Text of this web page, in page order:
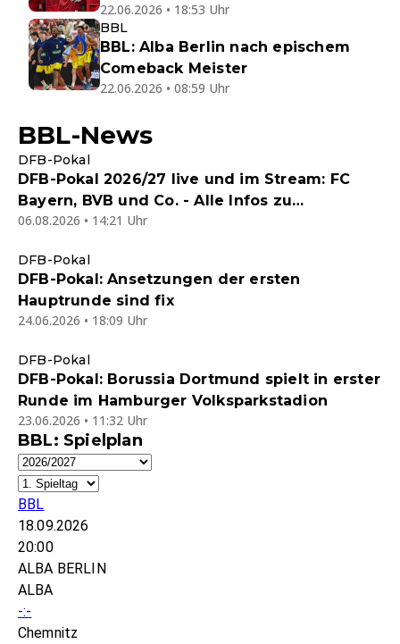
22.06.2026 • 18:53 Uhr
BBL
BBL: Alba Berlin nach epischem
Comeback Meister
22.06.2026 • 08:59 Uhr
BBL-News
DFB-Pokal
DFB-Pokal 2026/27 live und im Stream: FC
Bayern, BVB und Co. - Alle Infos zu
Auslosung, Spielplan und Übertragungen
06.08.2026 • 14:21 Uhr
DFB-Pokal
DFB-Pokal: Ansetzungen der ersten
Hauptrunde sind fix
24.06.2026 • 18:09 Uhr
DFB-Pokal
DFB-Pokal: Borussia Dortmund spielt in erster
Runde im Hamburger Volksparkstadion
23.06.2026 • 11:32 Uhr
BBL: Spielplan
BBL
18.09.2026
20:00
ALBA BERLIN
ALBA
-:-
Chemnitz